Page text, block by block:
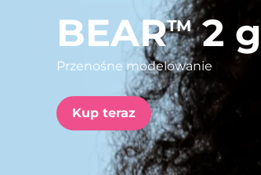
BEARTM2
Przenośne modelowanie
Kup teraz
FAQ™ Pure Beauty-Tech Elixir
issa™ Teeth Whitening Set